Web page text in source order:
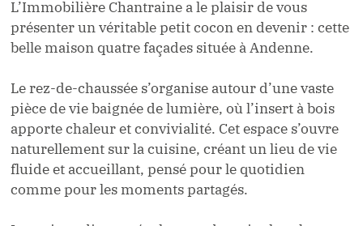
L’Immobilière Chantraine a le plaisir de vous
présenter un véritable petit cocon en devenir : cette
belle maison quatre façades située à Andenne.
Le rez-de-chaussée s’organise autour d’une vaste
pièce de vie baignée de lumière, où l’insert à bois
apporte chaleur et convivialité. Cet espace s’ouvre
naturellement sur la cuisine, créant un lieu de vie
fluide et accueillant, pensé pour le quotidien
comme pour les moments partagés.